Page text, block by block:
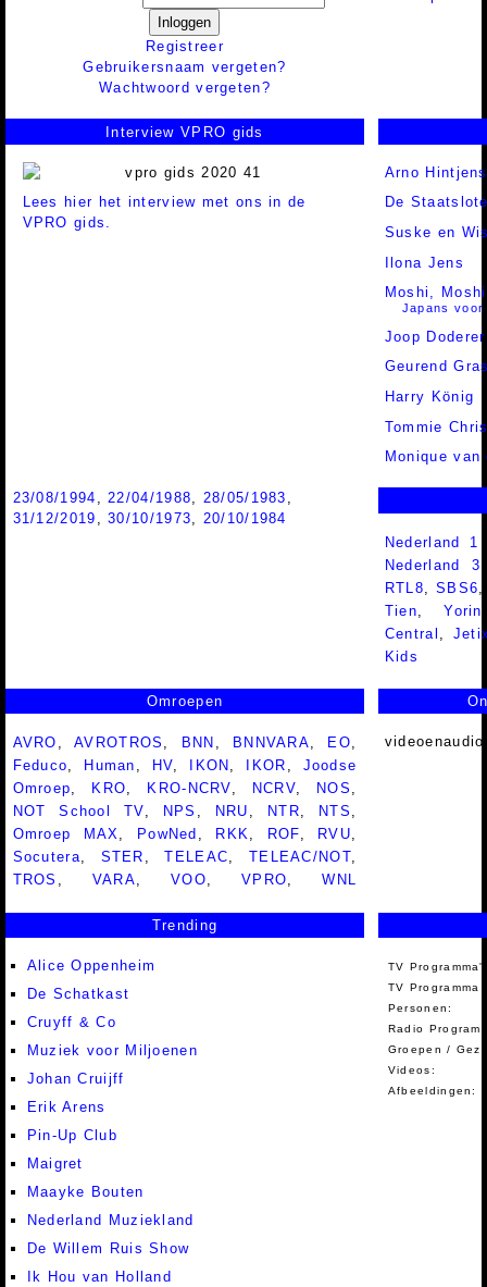
Inloggen
Registreer
Gebruikersnaam vergeten?
Wachtwoord vergeten?
Interview VPRO gids
Lees hier het interview met ons in de
VPRO gids.
Arno Hintjens
De
Suske en
Ilona Jens
Moshi, Moshi
Japans voor
Joop Doderer
Geurend
Harry König
Tommie
Monique van
23/08/1994 ,22/04/1988, 28/05/1983 ,
31/12/2019 ,30/10/1973, 20/10/1984
Nederland
Nederland
RTL8 ,SBS6
Tien ,Yorin
Central
Kids
Omroepen
AVRO ,AVROTROS , BNN , BNNVARA, EO,
Feduco, Human , HV, IKON , IKOR , Joodse
Omroep, KRO, KRO-NCRV, NCRV, NOS ,
NOT School TV, NPS , NRU , NTR, NTS ,
Omroep MAX, PowNed , RKK, ROF, RVU,
Socutera, STER ,TELEAC, TELEAC/NOT,
TROS , VARA,VOO,VPRO,WNL
Trending
Alice Oppenheim
De Schatkast
Cruyff & Co
Muziek voor Miljoenen
Johan Cruijff
Erik Arens
Pin-Up Club
Maigret
Maayke Bouten
Nederland Muziekland
De Willem Ruis Show
Ik Hou van Holland
TV
TV Programma
Personen:
Radio
Groepen /
Videos:
Afbeeldingen: